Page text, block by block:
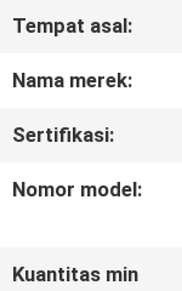
HUBUNGI
Tempat asal:
Nama merek:
Sertifikasi:
Nomor model:
Kuantitas min